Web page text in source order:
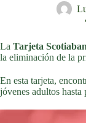
La Tarjeta
la eliminación de la
En esta tarjeta,
jóvenes adultos hasta